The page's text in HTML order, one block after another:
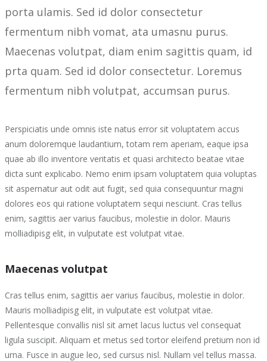
porta ulamis. Sed id dolor consectetur
fermentum nibh vomat, ata umasnu purus.
Maecenas volutpat, diam enim sagittis quam, id
prta quam. Sed id dolor consectetur. Loremus
fermentum nibh volutpat, accumsan purus.
Perspiciatis unde omnis iste natus error sit voluptatem accus
anum doloremque laudantium, totam rem aperiam, eaque ipsa
quae ab illo inventore veritatis et quasi architecto beatae vitae
dicta sunt explicabo. Nemo enim ipsam voluptatem quia voluptas
sit aspernatur aut odit aut fugit, sed quia consequuntur magni
dolores eos qui ratione voluptatem sequi nesciunt. Cras tellus
enim, sagittis aer varius faucibus, molestie in dolor. Mauris
molliadipisg elit, in vulputate est volutpat vitae.
Maecenas volutpat
Cras tellus enim, sagittis aer varius faucibus, molestie in dolor.
Mauris molliadipisg elit, in vulputate est volutpat vitae.
Pellentesque convallis nisl sit amet lacus luctus vel consequat
ligula suscipit. Aliquam et metus sed tortor eleifend pretium non id
urna. Fusce in augue leo, sed cursus nisl. Nullam vel tellus massa.